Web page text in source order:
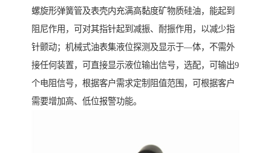
螺旋形弹簧管及表壳内充满高黏度矿物质硅油，能起到
阻尼作用，可对其指针起到减振、耐振作用，以减少指
针颤动；机械式油表集液位探测及显示于—体，不需外
接任何装置，可直接显示液位输出信号，选配，可输出9
个电阻信号，根据客户需求定制阻值范围，可根据客户
需要增加高、低位报警功能。